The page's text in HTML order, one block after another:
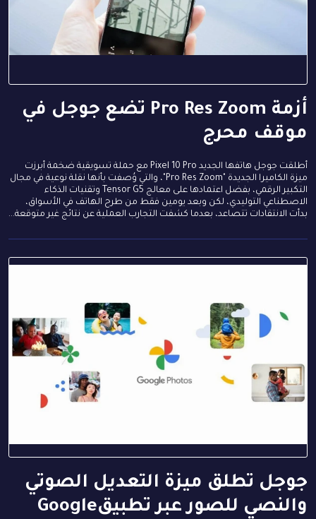
أزمة Pro Res Zoom تضع جوجل في
موقف محرج
أطلقت جوجل هاتفها الجديد Pixel 10 Pro مع حملة تسويقية ضخمة أبرزت
ميزة الكاميرا الجديدة "Pro Res Zoom"، والتي وُصفت بأنها نقلة نوعية في مجال
التكبير الرقمي، بفضل اعتمادها على معالج Tensor G5 وتقنيات الذكاء
الاصطناعي التوليدي، لكن وبعد يومين فقط من طرح الهاتف في الأسواق،
بدأت الانتقادات تتصاعد، بعدما كشفت التجارب العملية عن نتائج غير متوقعة...
جوجل تطلق ميزة التعديل الصوتي
والنصي للصور عبر تطبيقGoogle